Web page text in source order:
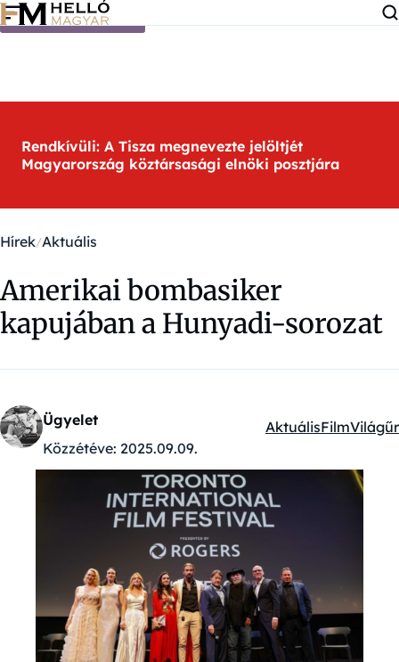
Ugrás a tartalomra
Rendkívüli: A Tisza megnevezte jelöltjét
Magyarország köztársasági elnöki posztjára
Hírek Aktuális
Amerikai bombasiker
kapujában a Hunyadi-sorozat
Ügyelet
Közzétéve: 2025.09.09.
Kategóriák:
AktuálisFilmVilágűr